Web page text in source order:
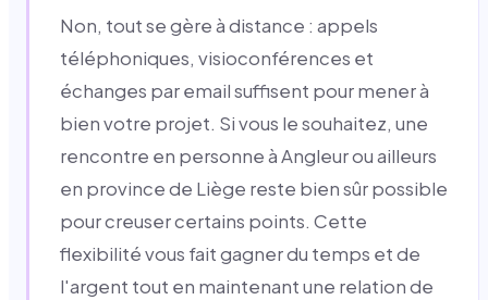
Non, tout se gère à distance : appels
téléphoniques, visioconférences et
échanges par email suffisent pour mener à
bien votre projet. Si vous le souhaitez, une
rencontre en personne à Angleur ou ailleurs
en province de Liège reste bien sûr possible
pour creuser certains points. Cette
flexibilité vous fait gagner du temps et de
l'argent tout en maintenant une relation de